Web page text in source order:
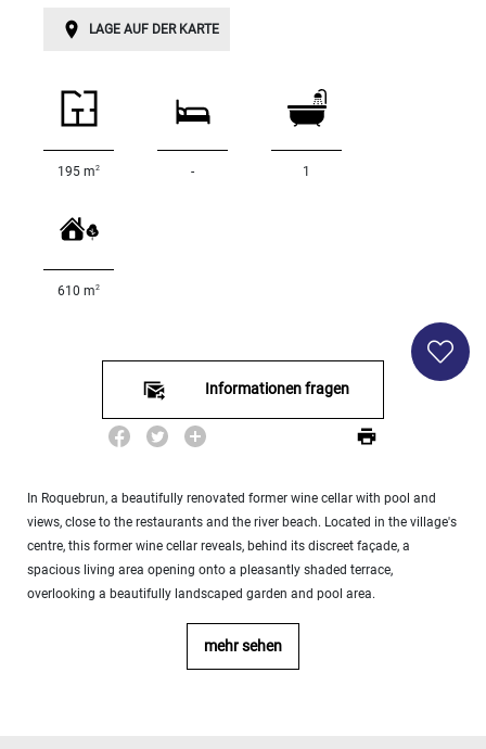
000
- 5
000
- 10
000
BESTIMMEN
LAGE AUF DER KARTE
195 m2 - 1
610 m2
Informationen fragen
In Roquebrun, a beautifully renovated former wine cellar with pool and
views, close to the restaurants and the river beach. Located in the village's
centre, this former wine cellar reveals, behind its discreet façade, a
spacious living area opening onto a pleasantly shaded terrace,
overlooking a beautifully landscaped garden and pool area.
mehr sehen